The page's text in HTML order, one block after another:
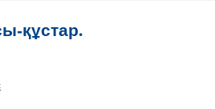
құстар.